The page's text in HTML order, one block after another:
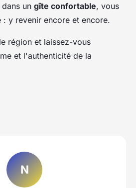
un gîte confortable, vous
: y revenir encore et encore.
région et laissez-vous
et l'authenticité de la
N